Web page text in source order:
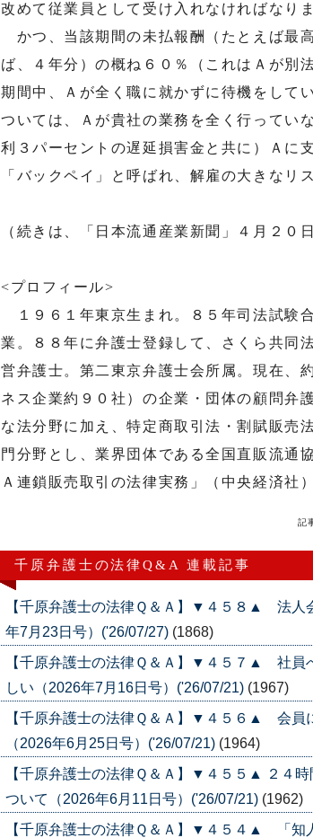
改めて従業員として受け入れなければなりま
かつ、当該期間の未払報酬（たとえば最
ば、４年分）の概ね６０％（これはＡが別
期間中、Ａが全く職に就かずに待機をして
ついては、Ａが貴社の業務を全く行ってい
利３パーセントの遅延損害金と共に）Ａに
「バックペイ」と呼ばれ、解雇の大きなリ
（続きは、「日本流通産業新聞」４月２０
<プロフィール>
１９６１年東京生まれ。８５年司法試験
業。８８年に弁護士登録して、さくら共同
営弁護士。第二東京弁護士会所属。現在、
ネス企業約９０社）の企業・団体の顧問弁
な法分野に加え、特定商取引法・割賦販売
門分野とし、業界団体である全国直販流通
Ａ連鎖販売取引の法律実務」（中央経済社
記
千原弁護士の法律Q&A 連載記事
【千原弁護士の法律Ｑ＆Ａ】▼４５８▲ 法人
年7月23日号）('26/07/27) (1868)
【千原弁護士の法律Ｑ＆Ａ】▼４５７▲ 社員
しい（2026年7月16日号）('26/07/21) (1967)
【千原弁護士の法律Ｑ＆Ａ】▼４５６▲ 会員
（2026年6月25日号）('26/07/21) (1964)
【千原弁護士の法律Ｑ＆Ａ】▼４５５▲ ２４
ついて（2026年6月11日号）('26/07/21) (1962)
【千原弁護士の法律Ｑ＆Ａ】▼４５４▲ 「知